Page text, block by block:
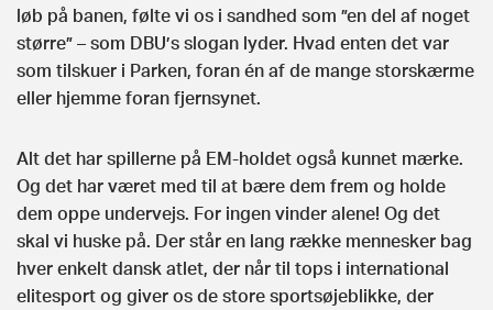
løb på banen, følte vi os i sandhed som ”en del af noget
større” – som DBU’s slogan lyder. Hvad enten det var
som tilskuer i Parken, foran én af de mange storskærme
eller hjemme foran fjernsynet.
Alt det har spillerne på EM-holdet også kunnet mærke.
Og det har været med til at bære dem frem og holde
dem oppe undervejs. For ingen vinder alene! Og det
skal vi huske på. Der står en lang række mennesker bag
hver enkelt dansk atlet, der når til tops i international
elitesport og giver os de store sportsøjeblikke, der